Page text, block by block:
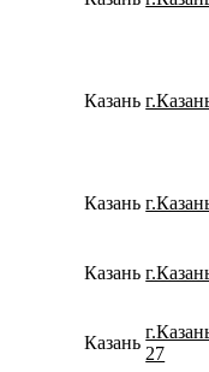
Казань
Казань
Казань
Казань
27